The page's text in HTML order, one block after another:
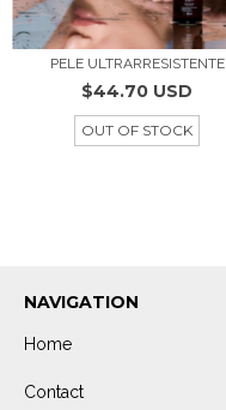
PELE ULTRARRESISTENTE
$44.70 USD
OUT OF STOCK
NAVIGATION
Home
Contact